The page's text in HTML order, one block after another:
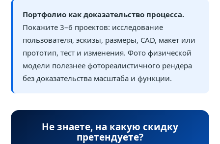
Портфолио как доказательство процесса.
Покажите 3–6 проектов: исследование
пользователя, эскизы, размеры, CAD, макет или
прототип, тест и изменения. Фото физической
модели полезнее фотореалистичного рендера
без доказательства масштаба и функции.
Не знаете, на какую скидку
претендуете?